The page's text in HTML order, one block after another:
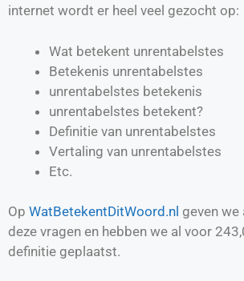
internet wordt er heel veel gezocht op:
Wat betekent unrentabelstes
Betekenis unrentabelstes
unrentabelstes betekenis
unrentabelstes betekent?
Definitie van unrentabelstes
Vertaling van unrentabelstes
Etc.
Op WatBetekentDitWoord.nl geven
deze vragen en hebben we al voor
definitie geplaatst.